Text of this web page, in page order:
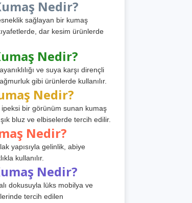
Nedir?
sağlayan bir kumaş
dar kesim ürünlerde
Nedir?
ve suya karşı dirençli
gibi ürünlerde kullanılır.
Nedir?
bir görünüm sunan kumaş
bluz ve elbiselerde tercih edilir.
Nedir?
yapısıyla gelinlik, abiye
kullanılır.
Nedir?
dokusuyla lüks mobilya ve
tercih edilen